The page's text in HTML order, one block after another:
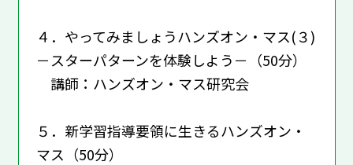
４．やってみましょうハンズオン・マス(３)
－スターパターンを体験しよう－（50分）
講師：ハンズオン・マス研究会
５．新学習指導要領に生きるハンズオン・
マス（50分）